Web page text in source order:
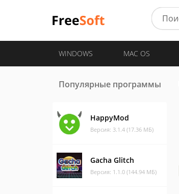
WINDOWS MAC OS
Популярные программы
HappyMod
Версия: 3.1.4 (17.36 МБ)
Gacha Glitch
Версия: 1.1.0 (144.94 МБ)